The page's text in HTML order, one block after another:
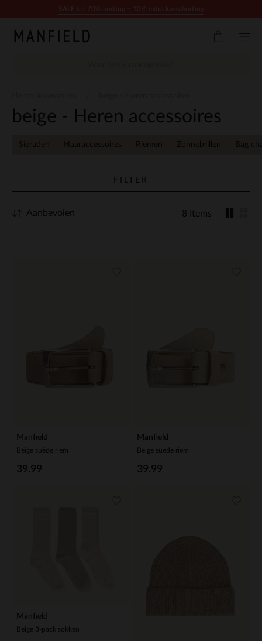
beige - Heren accessoires
Sieraden Haaraccessoires Riemen Zonnebrillen Bag
FILTER
8 Items
Aanbevolen
Manfield
Beige suède riem
39.99
Manfield
Beige suède riem
39.99
Manfield
Beige 3-pack sokken